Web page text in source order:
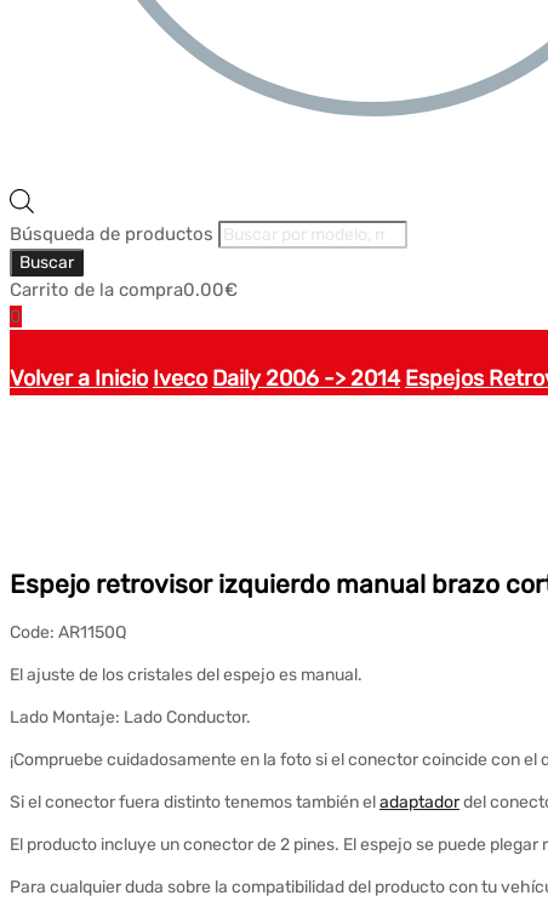
Búsqueda de productos
Buscar
Carrito de la compra0.00€
0
Volver a Inicio Iveco Daily 2006 -> 2014 Espejos
Espejo retrovisor izquierdo manual brazo
Code: AR1150Q
El ajuste de los cristales del espejo es manual.
Lado Montaje: Lado Conductor.
¡Compruebe cuidadosamente en la foto si el conector coincide con
Si el conector fuera distinto tenemos también eladaptadordel
El producto incluye un conector de 2 pines. El espejo se puede plegar
Para cualquier duda sobre la compatibilidad del producto con tu